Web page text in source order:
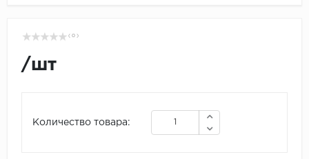
( 0 )
/шт
Количество товара: